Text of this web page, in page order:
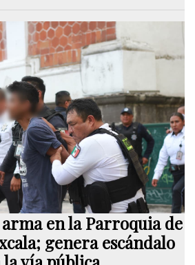
en la Parroquia de
genera escándalo